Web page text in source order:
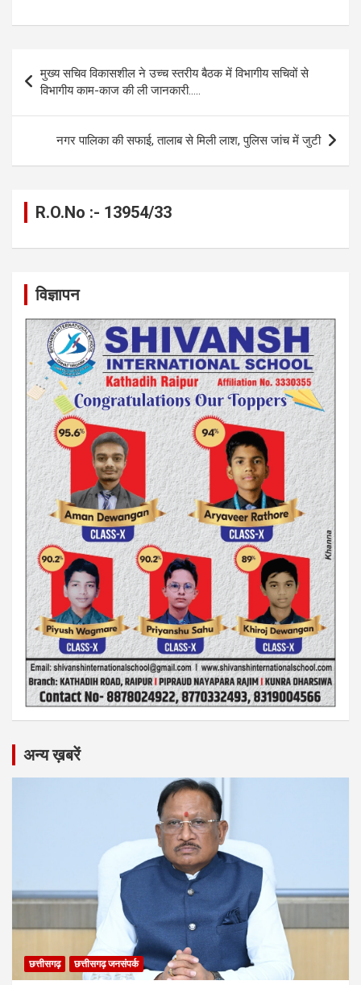
ce
o
o
k
se
n
g
er
at
s
A
p
p
e
gr
a
m
ail py
Li
n
k
ar
e
navigation
मुख्य सचिव विकासशील ने उच्च स्तरीय बैठक में विभागीय सचिवों से
विभागीय काम-काज की ली जानकारी…..
नगर पालिका की सफाई, तालाब से मिली लाश, पुलिस जांच में जुटी
R.O.No :- 13954/33
विज्ञापन
अन्य ख़बरें
छत्तीसगढ़ छत्तीसगढ़ जनसंपर्क